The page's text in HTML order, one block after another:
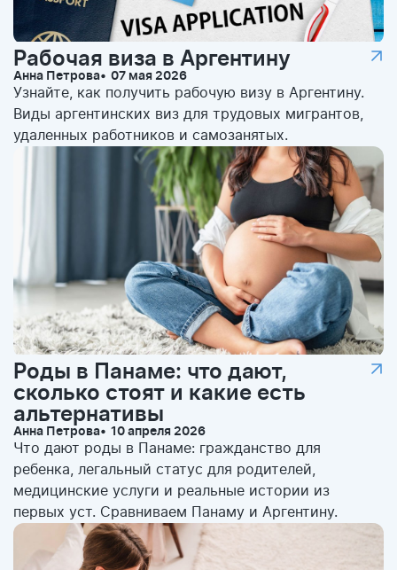
Анна Петрова 07 мая 2026
Рабочая виза в Аргентину
Узнайте, как получить рабочую визу в Аргентину.
Виды аргентинских виз для трудовых мигрантов,
удаленных работников и самозанятых.
Анна Петрова 10 апреля 2026
Роды в Панаме: что дают,
сколько стоят и какие есть
альтернативы
Что дают роды в Панаме: гражданство для
ребенка, легальный статус для родителей,
медицинские услуги и реальные истории из
первых уст. Сравниваем Панаму и Аргентину.